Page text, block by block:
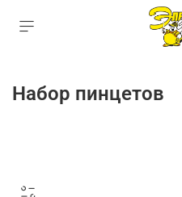
Набор пинцетов